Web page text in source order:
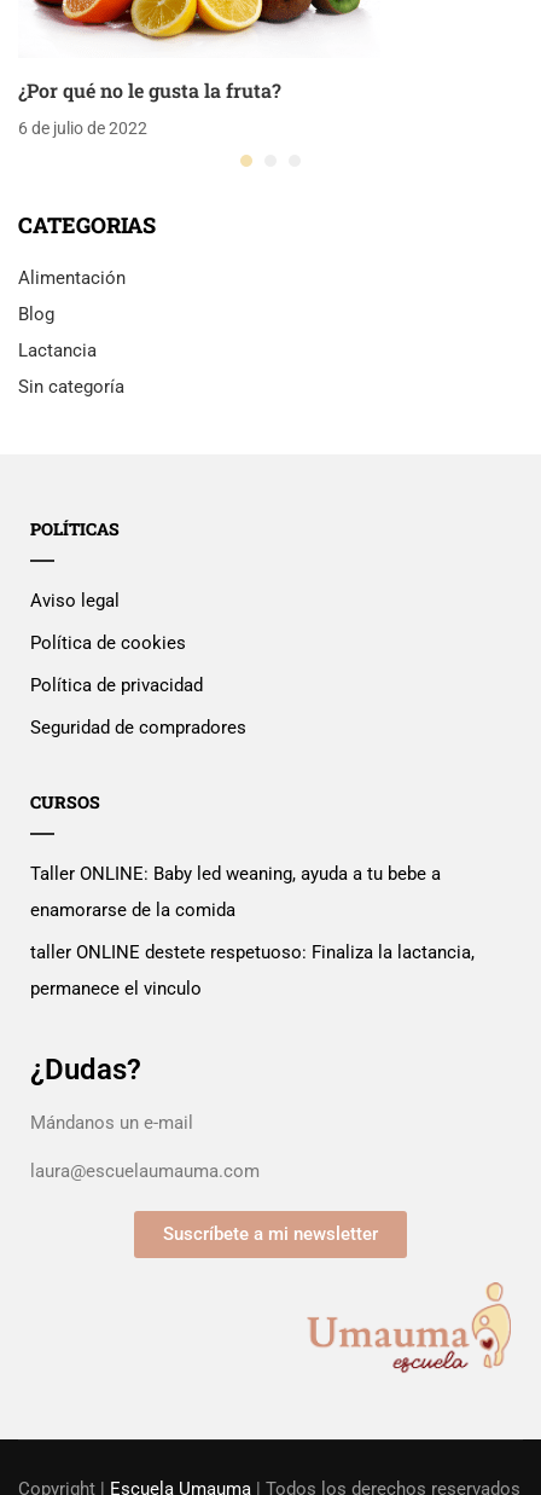
¿Por qué no le gusta la fruta?
6 de julio de 2022
CATEGORIAS
Alimentación
Blog
Lactancia
Sin categoría
POLÍTICAS
Aviso legal
Política de cookies
Política de privacidad
Seguridad de compradores
CURSOS
Taller ONLINE: Baby led weaning, ayuda a tu bebe a
enamorarse de la comida
taller ONLINE destete respetuoso: Finaliza la lactancia,
permanece el vinculo
¿Dudas?
Mándanos un e-mail
laura@escuelaumauma.com
Suscríbete a mi newsletter
Copyright | Escuela Umauma | Todos los derechos reservados